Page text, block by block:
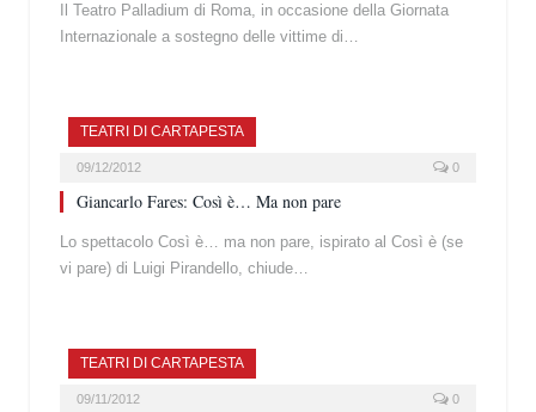
Il Teatro Palladium di Roma, in occasione della Giornata
Internazionale a sostegno delle vittime di…
TEATRI DI CARTAPESTA
09/12/2012 0
Giancarlo Fares: Così è… Ma non pare
Lo spettacolo Così è… ma non pare, ispirato al Così è (se
vi pare) di Luigi Pirandello, chiude…
TEATRI DI CARTAPESTA
09/11/2012 0